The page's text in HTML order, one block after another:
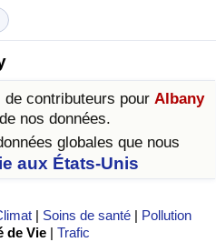
contributeurs pour Albany
nos données.
globales que nous
aux États-Unis
| Soins de santé | Pollution
de Vie |Trafic
pays
(Actuel)
par Pays
pays